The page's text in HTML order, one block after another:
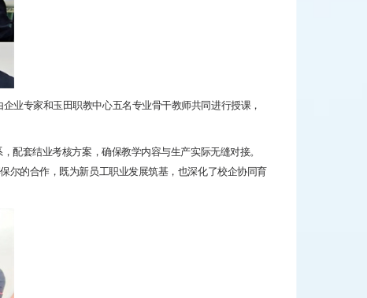
专家和玉田职教中心五名专业骨干教师共同进行授课，
套结业考核方案，确保教学内容与生产实际无缝对接。
尔的合作，既为新员工职业发展筑基，也深化了校企协同育